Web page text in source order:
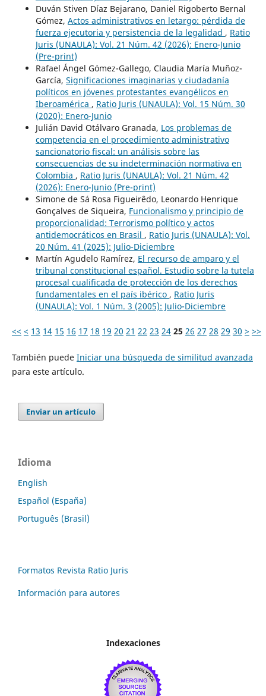
Duván Stiven Díaz Bejarano, Daniel Rigoberto Bernal
Gómez, Actos administrativos en letargo: pérdida de
fuerza ejecutoria y persistencia de la legalidad , Ratio
Juris (UNAULA): Vol. 21 Núm. 42 (2026): Enero-Junio
(Pre-print)
Rafael Ángel Gómez-Gallego, Claudia María Muñoz-
García, Significaciones imaginarias y ciudadanía
políticos en jóvenes protestantes evangélicos en
Iberoamérica , Ratio Juris (UNAULA): Vol. 15 Núm. 30
(2020): Enero-Junio
Julián David Otálvaro Granada, Los problemas de
competencia en el procedimiento administrativo
sancionatorio fiscal: un análisis sobre las
consecuencias de su indeterminación normativa en
Colombia , Ratio Juris (UNAULA): Vol. 21 Núm. 42
(2026): Enero-Junio (Pre-print)
Simone de Sá Rosa Figueirêdo, Leonardo Henrique
Gonçalves de Siqueira, Funcionalismo y principio de
proporcionalidad: Terrorismo político y actos
antidemocráticos en Brasil , Ratio Juris (UNAULA): Vol.
20 Núm. 41 (2025): Julio-Diciembre
Martín Agudelo Ramírez, El recurso de amparo y el
tribunal constitucional español. Estudio sobre la tutela
procesal cualificada de protección de los derechos
fundamentales en el país ibérico , Ratio Juris
(UNAULA): Vol. 1 Núm. 3 (2005): Julio-Diciembre
<< < 13 14 15 16 17 18 19 20 21 22 23 24 25 26 27 28 29 30 > >>
También puede Iniciar una búsqueda de similitud avanzada
para este artículo.
Enviar un artículo
Idioma
English
Español (España)
Português (Brasil)
Formatos Revista Ratio Juris
Información para autores
Indexaciones